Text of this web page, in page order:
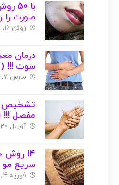
با
صورت را
( باژوئن 16, 2018
سوت !!!
مارس 7, 2020
تشخیص
مفصل !!!
آوریل 20, 2021
14
سریع
فوریه 4, 2018